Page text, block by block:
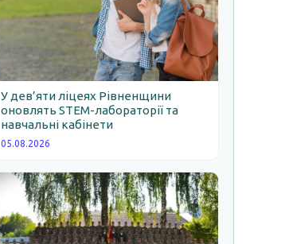
У дев’яти ліцеях Рівненщини
оновлять STEM-лабораторії та
навчальні кабінети
05.08.2026